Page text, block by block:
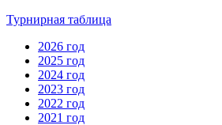
Турнирная таблица
2026 год
2025 год
2024 год
2023 год
2022 год
2021 год